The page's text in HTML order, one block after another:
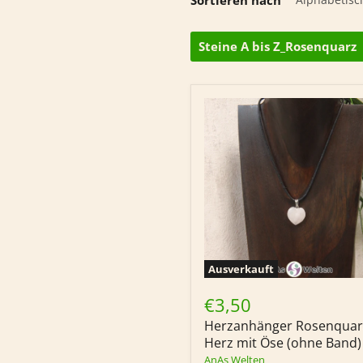
Steine A bis Z_Rosenquarz
Ausverkauft
Rosenquarz-
Herz
mit
Öse
(ohne
€3,50
Herzanhänger
Herz mit Öse (ohne Band)
AnAs Welten